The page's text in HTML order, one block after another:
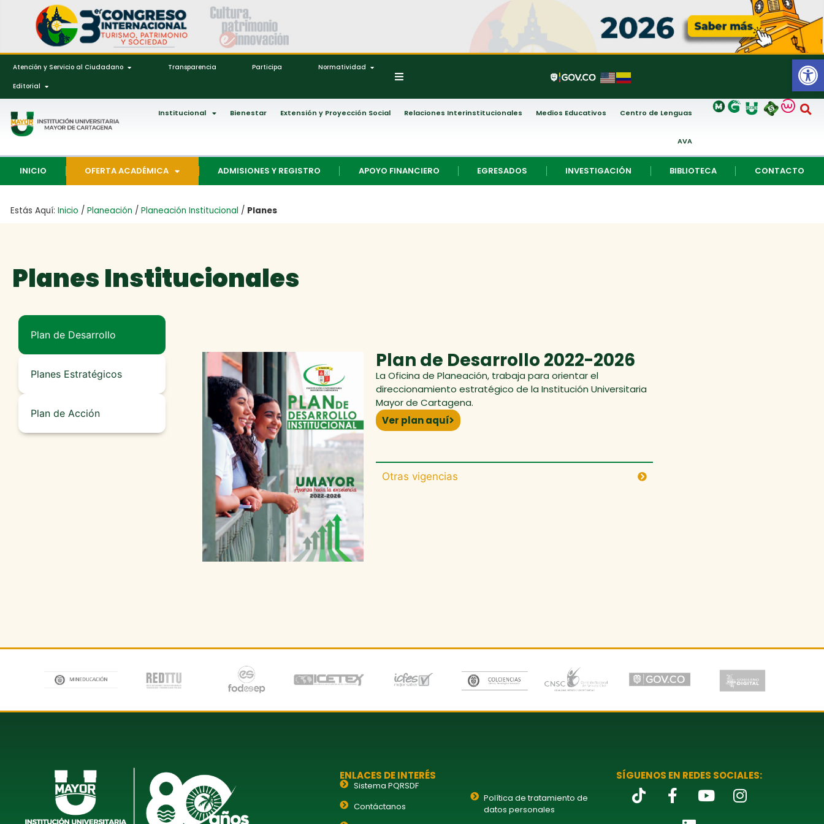
Abrir
Atención y Servicio al Ciudadano Transparencia Participa Normatividad
Editorial
Institucional Bienestar Extensión y Proyección Social Relaciones Interinstitucionales Medios Educativos Centro de Lenguas
AVA
INICIO OFERTA ACADÉMICA ADMISIONES Y REGISTRO APOYO FINANCIERO EGRESADOS INVESTIGACIÓN BIBLIOTECA CONTACTO
Estás Aquí: Inicio / Planeación / Planeación Institucional / Planes
Planes Institucionales
Plan de Desarrollo
Planes Estratégicos
Plan de Acción
Plan de Desarrollo 2022-2026
La Oficina de Planeación, trabaja para orientar el
direccionamiento estratégico de la Institución Universitaria
Mayor de Cartagena.
Ver plan aquí
Otras vigencias
ENLACES DE INTERÉS
Sistema PQRSDF
Contáctanos
Política de tratamiento de
datos personales
SÍGUENOS EN REDES SOCIALES: